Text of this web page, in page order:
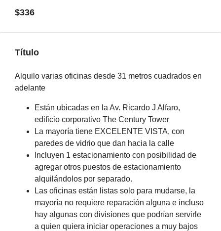
$336
Título
Alquilo varias oficinas desde 31 metros cuadrados en
adelante
Están ubicadas en la Av. Ricardo J Alfaro,
edificio corporativo The Century Tower
La mayoría tiene EXCELENTE VISTA, con
paredes de vidrio que dan hacia la calle
Incluyen 1 estacionamiento con posibilidad de
agregar otros puestos de estacionamiento
alquilándolos por separado.
Las oficinas están listas solo para mudarse, la
mayoría no requiere reparación alguna e incluso
hay algunas con divisiones que podrían servirle
a quien quiera iniciar operaciones a muy bajos